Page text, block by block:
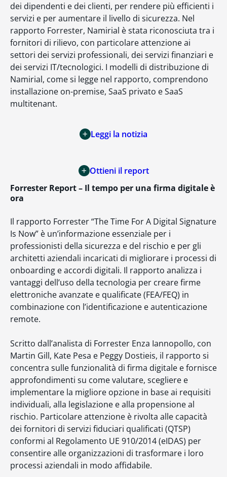
dei dipendenti e dei clienti, per rendere più efficienti i
servizi e per aumentare il livello di sicurezza. Nel
rapporto Forrester, Namirial è stata riconosciuta tra i
fornitori di rilievo, con particolare attenzione ai
settori dei servizi professionali, dei servizi finanziari e
dei servizi IT/tecnologici. I modelli di distribuzione di
Namirial, come si legge nel rapporto, comprendono
installazione on-premise, SaaS privato e SaaS
multitenant.
Leggi la notizia
Ottieni il report
Forrester Report – Il tempo per una firma digitale è
ora
Il rapporto Forrester “The Time For A Digital Signature
Is Now” è un’informazione essenziale per i
professionisti della sicurezza e del rischio e per gli
architetti aziendali incaricati di migliorare i processi di
onboarding e accordi digitali. Il rapporto analizza i
vantaggi dell’uso della tecnologia per creare firme
elettroniche avanzate e qualificate (FEA/FEQ) in
combinazione con l’identificazione e autenticazione
remote.
Scritto dall’analista di Forrester Enza Iannopollo, con
Martin Gill, Kate Pesa e Peggy Dostieis, il rapporto si
concentra sulle funzionalità di firma digitale e fornisce
approfondimenti su come valutare, scegliere e
implementare la migliore opzione in base ai requisiti
individuali, alla legislazione e alla propensione al
rischio. Particolare attenzione è rivolta alle capacità
dei fornitori di servizi fiduciari qualificati (QTSP)
conformi al Regolamento UE 910/2014 (eIDAS) per
consentire alle organizzazioni di trasformare i loro
processi aziendali in modo affidabile.